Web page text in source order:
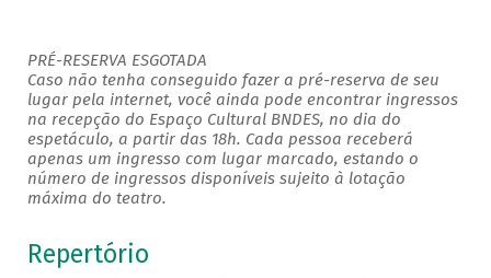
PRÉ-RESERVA ESGOTADA
Caso não tenha conseguido fazer a pré-reserva de seu
lugar pela internet, você ainda pode encontrar ingressos
na recepção do Espaço Cultural BNDES, no dia do
espetáculo, a partir das 18h. Cada pessoa receberá
apenas um ingresso com lugar marcado, estando o
número de ingressos disponíveis sujeito à lotação
máxima do teatro.
Repertório